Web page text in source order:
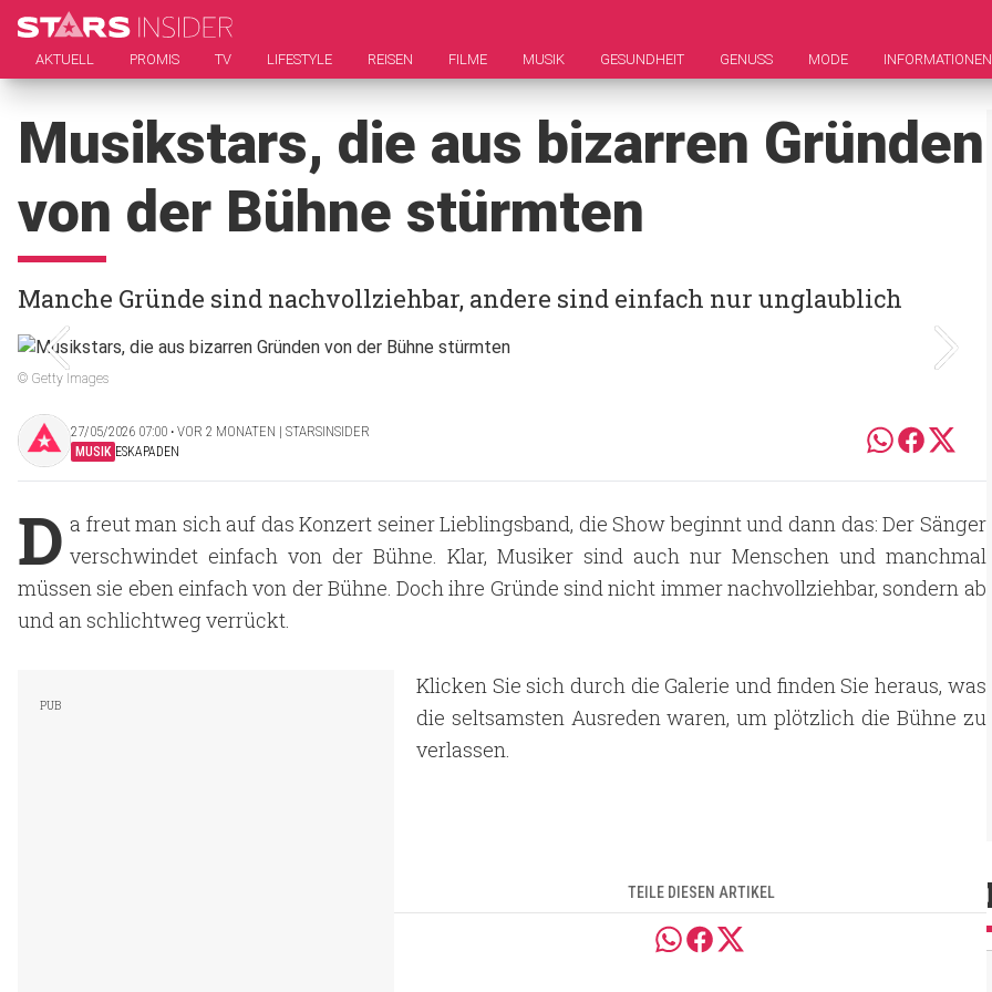
AKTUELL PROMIS TV LIFESTYLE REISEN FILME MUSIK GESUNDHEIT GENUSS MODE INFORMATIONEN
Musikstars, die aus bizarren Gründen
von der Bühne stürmten
Manche Gründe sind nachvollziehbar, andere sind einfach nur unglaublich
© Getty Images
27/05/2026 07:00 ‧ VOR 2 MONATEN | STARSINSIDER
MUSIK ESKAPADEN
D a freut man sich auf das Konzert seiner Lieblingsband, die Show beginnt und dann das: Der Sänger
verschwindet einfach von der Bühne. Klar, Musiker sind auch nur Menschen und manchmal
müssen sie eben einfach von der Bühne. Doch ihre Gründe sind nicht immer nachvollziehbar, sondern ab
und an schlichtweg verrückt.
Klicken Sie sich durch die Galerie und finden Sie heraus, was
die seltsamsten Ausreden waren, um plötzlich die Bühne zu
verlassen.
TEILE DIESEN ARTIKEL